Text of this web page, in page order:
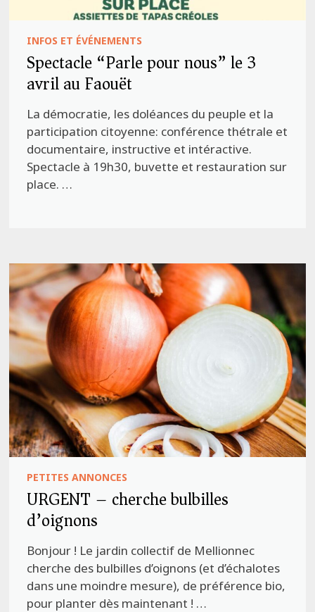
INFOS ET ÉVÉNEMENTS
Spectacle “Parle pour nous” le 3
avril au Faouët
La démocratie, les doléances du peuple et la
participation citoyenne: conférence thétrale et
documentaire, instructive et intéractive.
Spectacle à 19h30, buvette et restauration sur
place. …
PETITES ANNONCES
URGENT – cherche bulbilles
d’oignons
Bonjour ! Le jardin collectif de Mellionnec
cherche des bulbilles d’oignons (et d’échalotes
dans une moindre mesure), de préférence bio,
pour planter dès maintenant ! …